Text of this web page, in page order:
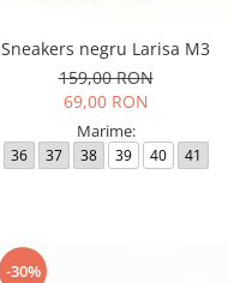
Sneakers negru Larisa M3
159,00 RON
69,00 RON
Marime:
36 37 38 39 40 41
-30%